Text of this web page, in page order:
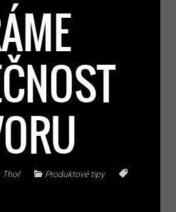
Thoř
Produktové tipy